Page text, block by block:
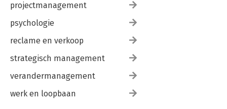
projectmanagement
psychologie
reclame en verkoop
strategisch management
verandermanagement
werk en loopbaan